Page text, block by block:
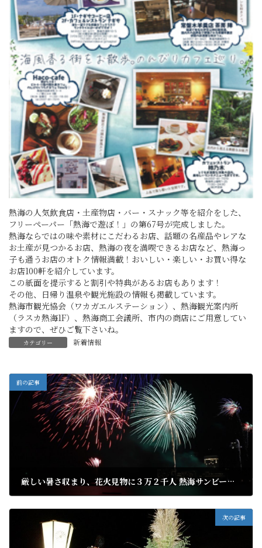
熱海の人気飲食店・土産物店・バー・スナック等を紹介をした、
フリーペーパー「熱海で遊ぼ！」の第67号が完成しました。
熱海ならではの味や素材にこだわるお店、話題の名産品やレアな
お土産が見つかるお店、熱海の夜を満喫できるお店など、熱海っ
子も通うお店のオトク情報満載！おいしい・楽しい・お買い得な
お店100軒を紹介しています。
この紙面を提示すると割引や特典があるお店もあります！
その他、日帰り温泉や観光施設の情報も掲載しています。
熱海市観光協会（ワカガエルステーション）、熱海観光案内所
（ラスカ熱海1F）、熱海商工会議所、市内の商店にご用意してい
ますので、ぜひご覧下さいね。
カテゴリー 新着情報
前の記事
厳しい暑さ収まり、花火見物に３万２千人 熱海サンビーチ、黒山の人
次の記事